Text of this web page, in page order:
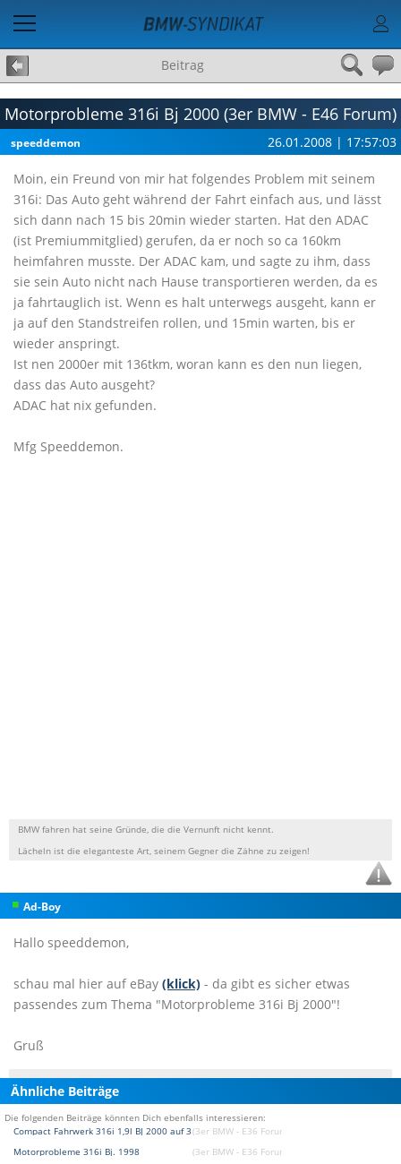
Beitrag
Motorprobleme 316i Bj 2000 (3er BMW - E46 Forum)
speeddemon 26.01.2008 | 17:57:03
Moin, ein Freund von mir hat folgendes Problem mit seinem
316i: Das Auto geht während der Fahrt einfach aus, und lässt
sich dann nach 15 bis 20min wieder starten. Hat den ADAC
(ist Premiummitglied) gerufen, da er noch so ca 160km
heimfahren musste. Der ADAC kam, und sagte zu ihm, dass
sie sein Auto nicht nach Hause transportieren werden, da es
ja fahrtauglich ist. Wenn es halt unterwegs ausgeht, kann er
ja auf den Standstreifen rollen, und 15min warten, bis er
wieder anspringt.
Ist nen 2000er mit 136tkm, woran kann es den nun liegen,
dass das Auto ausgeht?
ADAC hat nix gefunden.
Mfg Speeddemon.
BMW fahren hat seine Gründe, die die Vernunft nicht kennt.
Lächeln ist die eleganteste Art, seinem Gegner die Zähne zu zeigen!
Ad-Boy
Hallo speeddemon,
schau mal hier auf eBay (klick) - da gibt es sicher etwas
passendes zum Thema "Motorprobleme 316i Bj 2000"!
Gruß
Ähnliche Beiträge
Die folgenden Beiträge könnten Dich ebenfalls interessieren:
Compact Fahrwerk 316i 1,9l BJ 2000 auf 316i BJ 94(3er BMW - E36 Forum)
Motorprobleme 316i Bj. 1998
(3er BMW - E36 Forum)